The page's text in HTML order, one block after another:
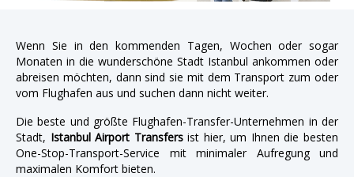
Wenn Sie in den kommenden Tagen, Wochen oder sogar
Monaten in die wunderschöne Stadt Istanbul ankommen oder
abreisen möchten, dann sind sie mit dem Transport zum oder
vom Flughafen aus und suchen dann nicht weiter.
Die beste und größte Flughafen-Transfer-Unternehmen in der
Stadt, Istanbul Airport Transfersist hier, um Ihnen die besten
One-Stop-Transport-Service mit minimaler Aufregung und
maximalen Komfort bieten.